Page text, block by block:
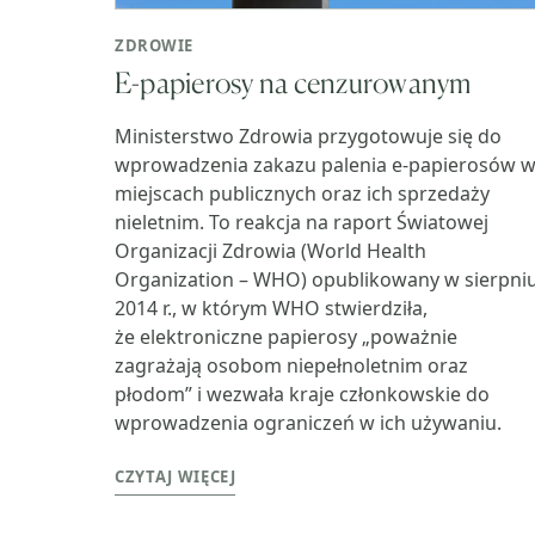
ZDROWIE
E-papierosy na cenzurowanym
Ministerstwo Zdrowia przygotowuje się do
wprowadzenia zakazu palenia e-papierosów w
miejscach publicznych oraz ich sprzedaży
nieletnim. To reakcja na raport Światowej
Organizacji Zdrowia (World Health
Organization – WHO) opublikowany w
2014 r., w którym WHO stwierdziła,
że elektroniczne papierosy „poważnie
zagrażają osobom niepełnoletnim oraz
płodom” i wezwała kraje członkowskie do
wprowadzenia ograniczeń w ich używaniu.
CZYTAJ WIĘCEJ